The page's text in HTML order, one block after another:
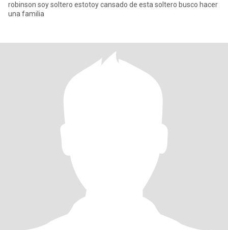
robinson soy soltero estotoy cansado de esta soltero busco hacer
una familia